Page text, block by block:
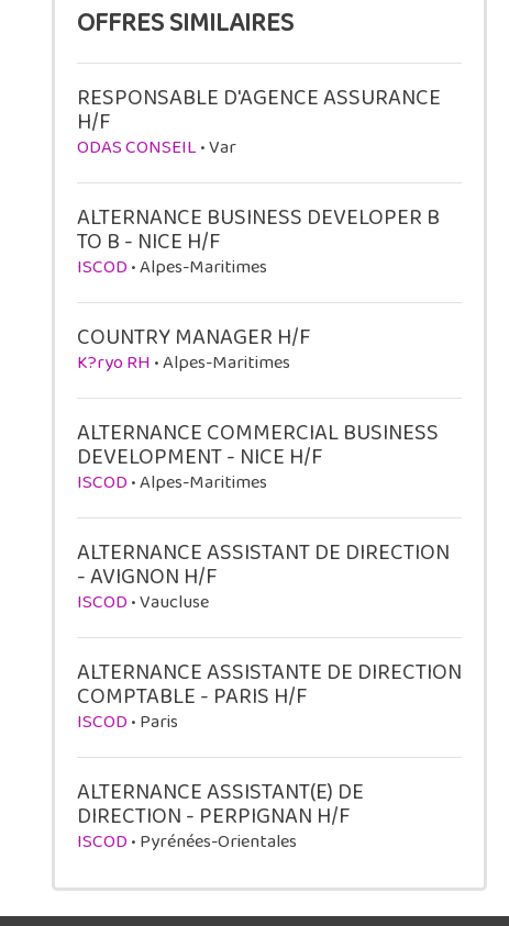
OFFRES SIMILAIRES
RESPONSABLE D'AGENCE ASSURANCE
H/F
ODAS CONSEIL• Var
ALTERNANCE BUSINESS DEVELOPER B
TO B - NICE H/F
ISCOD• Alpes-Maritimes
COUNTRY MANAGER H/F
K?ryo RH• Alpes-Maritimes
ALTERNANCE COMMERCIAL BUSINESS
DEVELOPMENT - NICE H/F
ISCOD• Alpes-Maritimes
ALTERNANCE ASSISTANT DE DIRECTION
- AVIGNON H/F
ISCOD• Vaucluse
ALTERNANCE ASSISTANTE DE DIRECTION
COMPTABLE - PARIS H/F
ISCOD• Paris
ALTERNANCE ASSISTANT(E) DE
DIRECTION - PERPIGNAN H/F
ISCOD• Pyrénées-Orientales